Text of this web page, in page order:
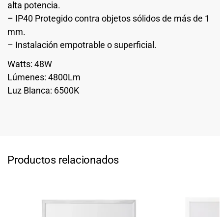
alta potencia.
– IP40 Protegido contra objetos sólidos de más de 1
mm.
– Instalación empotrable o superficial.
Watts: 48W
Lúmenes: 4800Lm
Luz Blanca: 6500K
Productos relacionados